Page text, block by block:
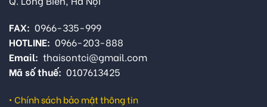
FAX: 0966-335-999
HOTLINE: 0966-203-888
Email: thaisontci@gmail.com
Mã số thuế: 0107613425
• Chính sách bảo mật thông tin